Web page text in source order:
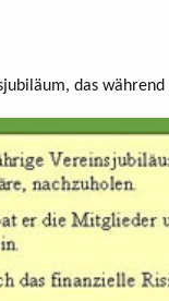
das